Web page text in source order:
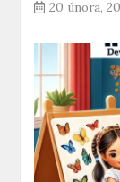
20 února,